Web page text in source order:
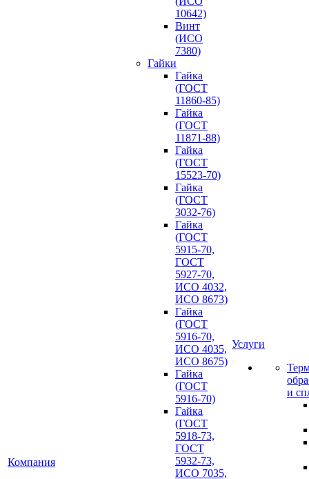
Компания
10642)
Винт
(ИСО
7380)
Гайки
Гайка
(ГОСТ
11860-85)
Гайка
(ГОСТ
11871-88)
Гайка
(ГОСТ
15523-70)
Гайка
(ГОСТ
3032-76)
Гайка
(ГОСТ
5915-70,
ГОСТ
5927-70,
ИСО 4032,
ИСО 8673)
Гайка
(ГОСТ
5916-70,
ИСО 4035,
ИСО 8675)
Гайка
(ГОСТ
5916-70)
Гайка
(ГОСТ
5918-73,
ГОСТ
5932-73,
ИСО 7035,
Услуги
и